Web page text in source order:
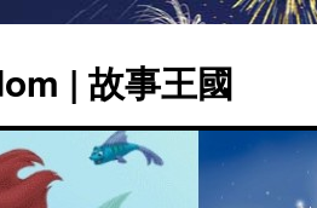
| 故事王國